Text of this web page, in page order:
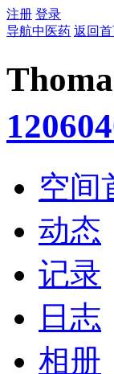
注册 登录
导航中医药 返回
空间
动态
记录
日志
相册